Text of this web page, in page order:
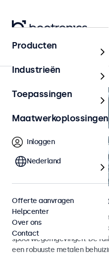
Home
Railway monitoren en
Monitoren en touchscreens
met EN 50155 en EN 45545-
spoorwegomgevingen. De
een robuuste metalen
Producten
Industrieën
Toepassingen
Maatwerkoplossingen
Inloggen
Nederland
Offerte aanvragen
Helpcenter
Over ons
Contact